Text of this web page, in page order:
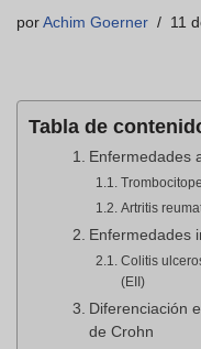
por Achim Goerner 11
Tabla de
Enfermedades
Artritis
Enfermedades
Colitis
(EII)
Diferenciación
de Crohn